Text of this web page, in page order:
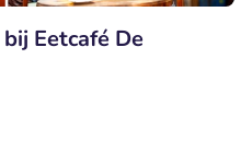
Eetcafé De